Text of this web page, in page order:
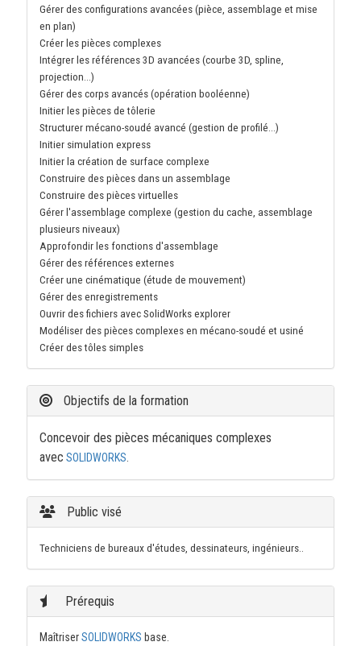
Gérer des configurations avancées (pièce, assemblage et mise
en plan)
Créer les pièces complexes
Intégrer les références 3D avancées (courbe 3D, spline,
projection…)
Gérer des corps avancés (opération booléenne)
Initier les pièces de tôlerie
Structurer mécano-soudé avancé (gestion de profilé…)
Initier simulation express
Initier la création de surface complexe
Construire des pièces dans un assemblage
Construire des pièces virtuelles
Gérer l'assemblage complexe (gestion du cache, assemblage
plusieurs niveaux)
Approfondir les fonctions d'assemblage
Gérer des références externes
Créer une cinématique (étude de mouvement)
Gérer des enregistrements
Ouvrir des fichiers avec SolidWorks explorer
Modéliser des pièces complexes en mécano-soudé et usiné
Créer des tôles simples
Objectifs de la formation
Concevoir des pièces mécaniques complexes
avec SOLIDWORKS
Public visé
Techniciens de bureaux d'études, dessinateurs, ingénieurs..
Prérequis
MaîtriserSOLIDWORKS base.